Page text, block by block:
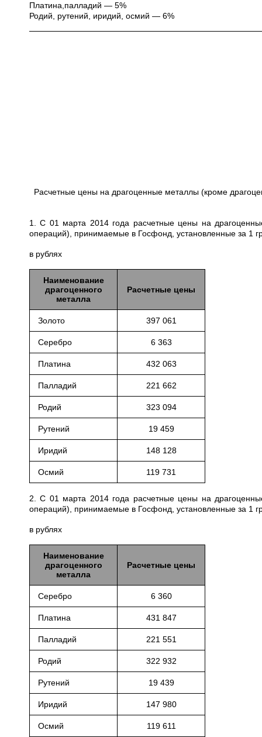
Платина,палладий — 5%
Родий, рутений, иридий, осмий — 6%
Расчетные цены на драгоценные металлы (кроме
1. С 01 марта 2014 года расчетные цены на
операций), принимаемые в Госфонд, установленные за 1
в рублях
Наименование
драгоценного
металла
Расчетные цены
Золото 397 061
Серебро 6 363
Платина 432 063
Палладий 221 662
Родий 323 094
Рутений 19 459
Иридий 148 128
Осмий 119 731
2. С 01 марта 2014 года расчетные цены на
операций), принимаемые в Госфонд, установленные за 1
в рублях
Наименование
драгоценного
металла
Расчетные цены
Серебро 6 360
Платина 431 847
Палладий 221 551
Родий 322 932
Рутений 19 439
Иридий 147 980
Осмий 119 611